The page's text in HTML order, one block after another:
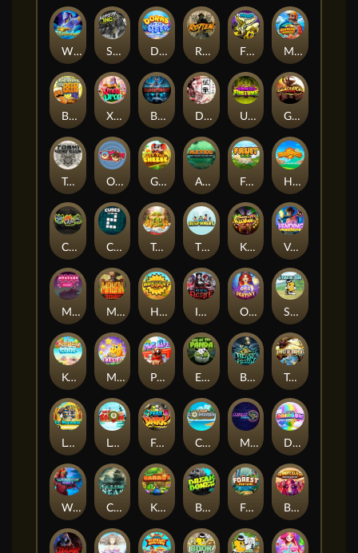
Wishbringer Slayers Inc Dorks of The Deep Rotten FRKN Bananas Marlin Master
Benny The Beer Xmas Drop Bloodthirst Densho Undead Fortune Gladiator Legends
Toshi Video Club OmNom Get The Cheese Aztec Twist Fruit Duel Hop'n'Pop
Chaos Crew Cubes 2 Tai The Toad The Respinners Klowns Vending Machine
Mystery Motel Mayan Stackways Harvest Wilds Immortal Desire Orb of Destiny Stack'em
Keep 'em Cool Magic Piggy Pug Life Eye of the Panda Beast Below Temple of Torment
Le Pharaoh Let It Snow Fear the Dark Cash Compass Miami Multiplier Double Rainbow
Warrior Ways Cursed Seas King Carrot Break Bones Forest Fortune Buffalo Stack'n'Sync